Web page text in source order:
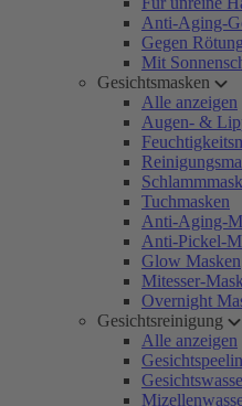
Anti-Aging-
Gegen
Mit
Gesichtsmasken
Alle anzeigen
Augen- &
Tuchmasken
Anti-Aging-
Anti-Pickel-
Glow Masken
Mitesser-
Overnight
Gesichtsreinigung
Alle anzeigen